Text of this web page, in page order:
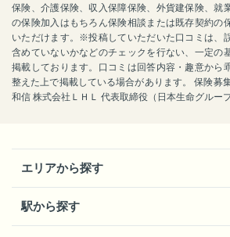
保険、介護保険、収入保障保険、外貨建保険、就
の保険加入はもちろん保険相談または既存契約の
いただけます。※投稿していただいた口コミは、
含めていないかなどのチェックを行ない、一定の
掲載しております。口コミは回答内容・趣意から
整えた上で掲載している場合があります。 保険募
和信 株式会社ＬＨＬ 代表取締役（日本生命グループ
エリアから探す
駅から探す